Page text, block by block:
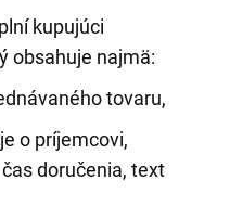
kupujúci
obsahuje najmä:
tovaru,
o príjemcovi,
doručenia, text